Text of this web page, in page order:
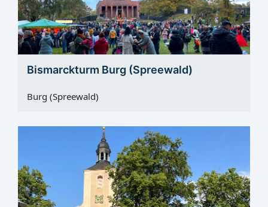
Bismarckturm Burg (Spreewald)
Burg (Spreewald)